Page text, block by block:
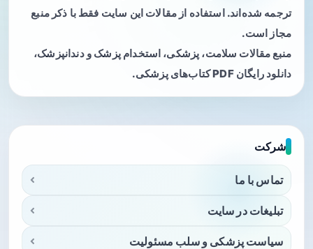
ترجمه شده‌اند. استفاده از مقالات این سایت فقط با ذکر منبع
مجاز است.
منبع مقالات سلامت، پزشکی، استخدام پزشک و دندانپزشک،
دانلود رایگان PDF کتاب‌های پزشکی.
شرکت
تماس با ما
تبلیغات در سایت
سیاست پزشکی و سلب مسئولیت